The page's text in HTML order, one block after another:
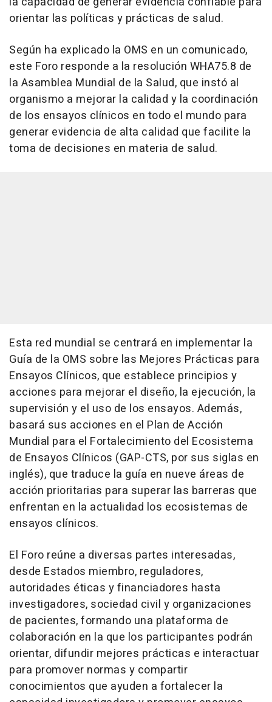
orientar las políticas y prácticas de salud.
Según ha explicado la OMS en un comunicado,
este Foro responde a la resolución WHA75.8 de
la Asamblea Mundial de la Salud, que instó al
organismo a mejorar la calidad y la coordinación
de los ensayos clínicos en todo el mundo para
generar evidencia de alta calidad que facilite la
toma de decisiones en materia de salud.
Esta red mundial se centrará en implementar la
Guía de la OMS sobre las Mejores Prácticas para
Ensayos Clínicos, que establece principios y
acciones para mejorar el diseño, la ejecución, la
supervisión y el uso de los ensayos. Además,
basará sus acciones en el Plan de Acción
Mundial para el Fortalecimiento del Ecosistema
de Ensayos Clínicos (GAP-CTS, por sus siglas en
inglés), que traduce la guía en nueve áreas de
acción prioritarias para superar las barreras que
enfrentan en la actualidad los ecosistemas de
ensayos clínicos.
El Foro reúne a diversas partes interesadas,
desde Estados miembro, reguladores,
autoridades éticas y financiadores hasta
investigadores, sociedad civil y organizaciones
de pacientes, formando una plataforma de
colaboración en la que los participantes podrán
orientar, difundir mejores prácticas e interactuar
para promover normas y compartir
conocimientos que ayuden a fortalecer la